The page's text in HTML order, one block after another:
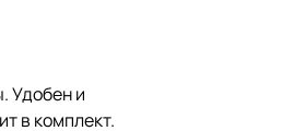
Удобен и
в комплект.